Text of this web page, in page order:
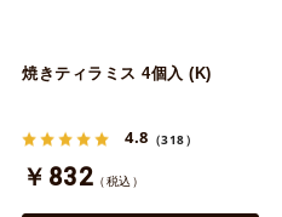
焼きティラミス 4個入 (K)
4.8 （318）
￥832 （税込）